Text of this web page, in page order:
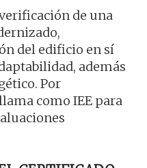
de una
del edificio en sí
además
Por
como IEE para